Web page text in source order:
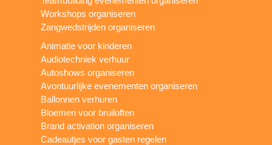
Workshops organiseren
Zangwedstrijden organiseren
Animatie voor kinderen
Audiotechniek verhuur
Autoshows organiseren
Avontuurlijke evenementen organiseren
Ballonnen verhuren
Bloemen voor bruiloften
Brand activation organiseren
Cadeautjes voor gasten regelen